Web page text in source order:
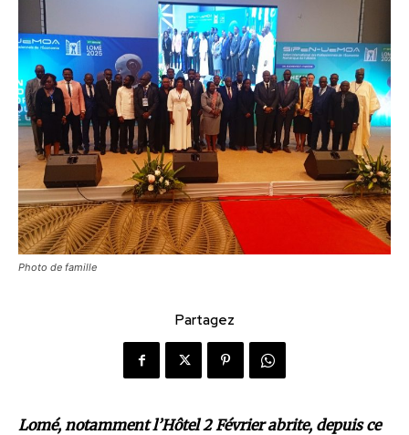
Photo de famille
Partagez
Lomé, notamment l’Hôtel 2 Février abrite, depuis ce